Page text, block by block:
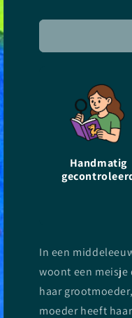
-
Furlong
-
Handmatig
In een
woont een meisje
haar
moeder heeft